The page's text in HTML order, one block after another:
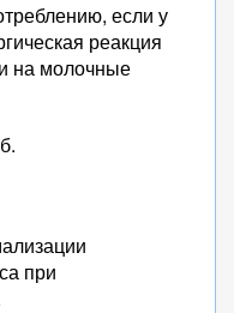
если у
реакция
на молочные
при